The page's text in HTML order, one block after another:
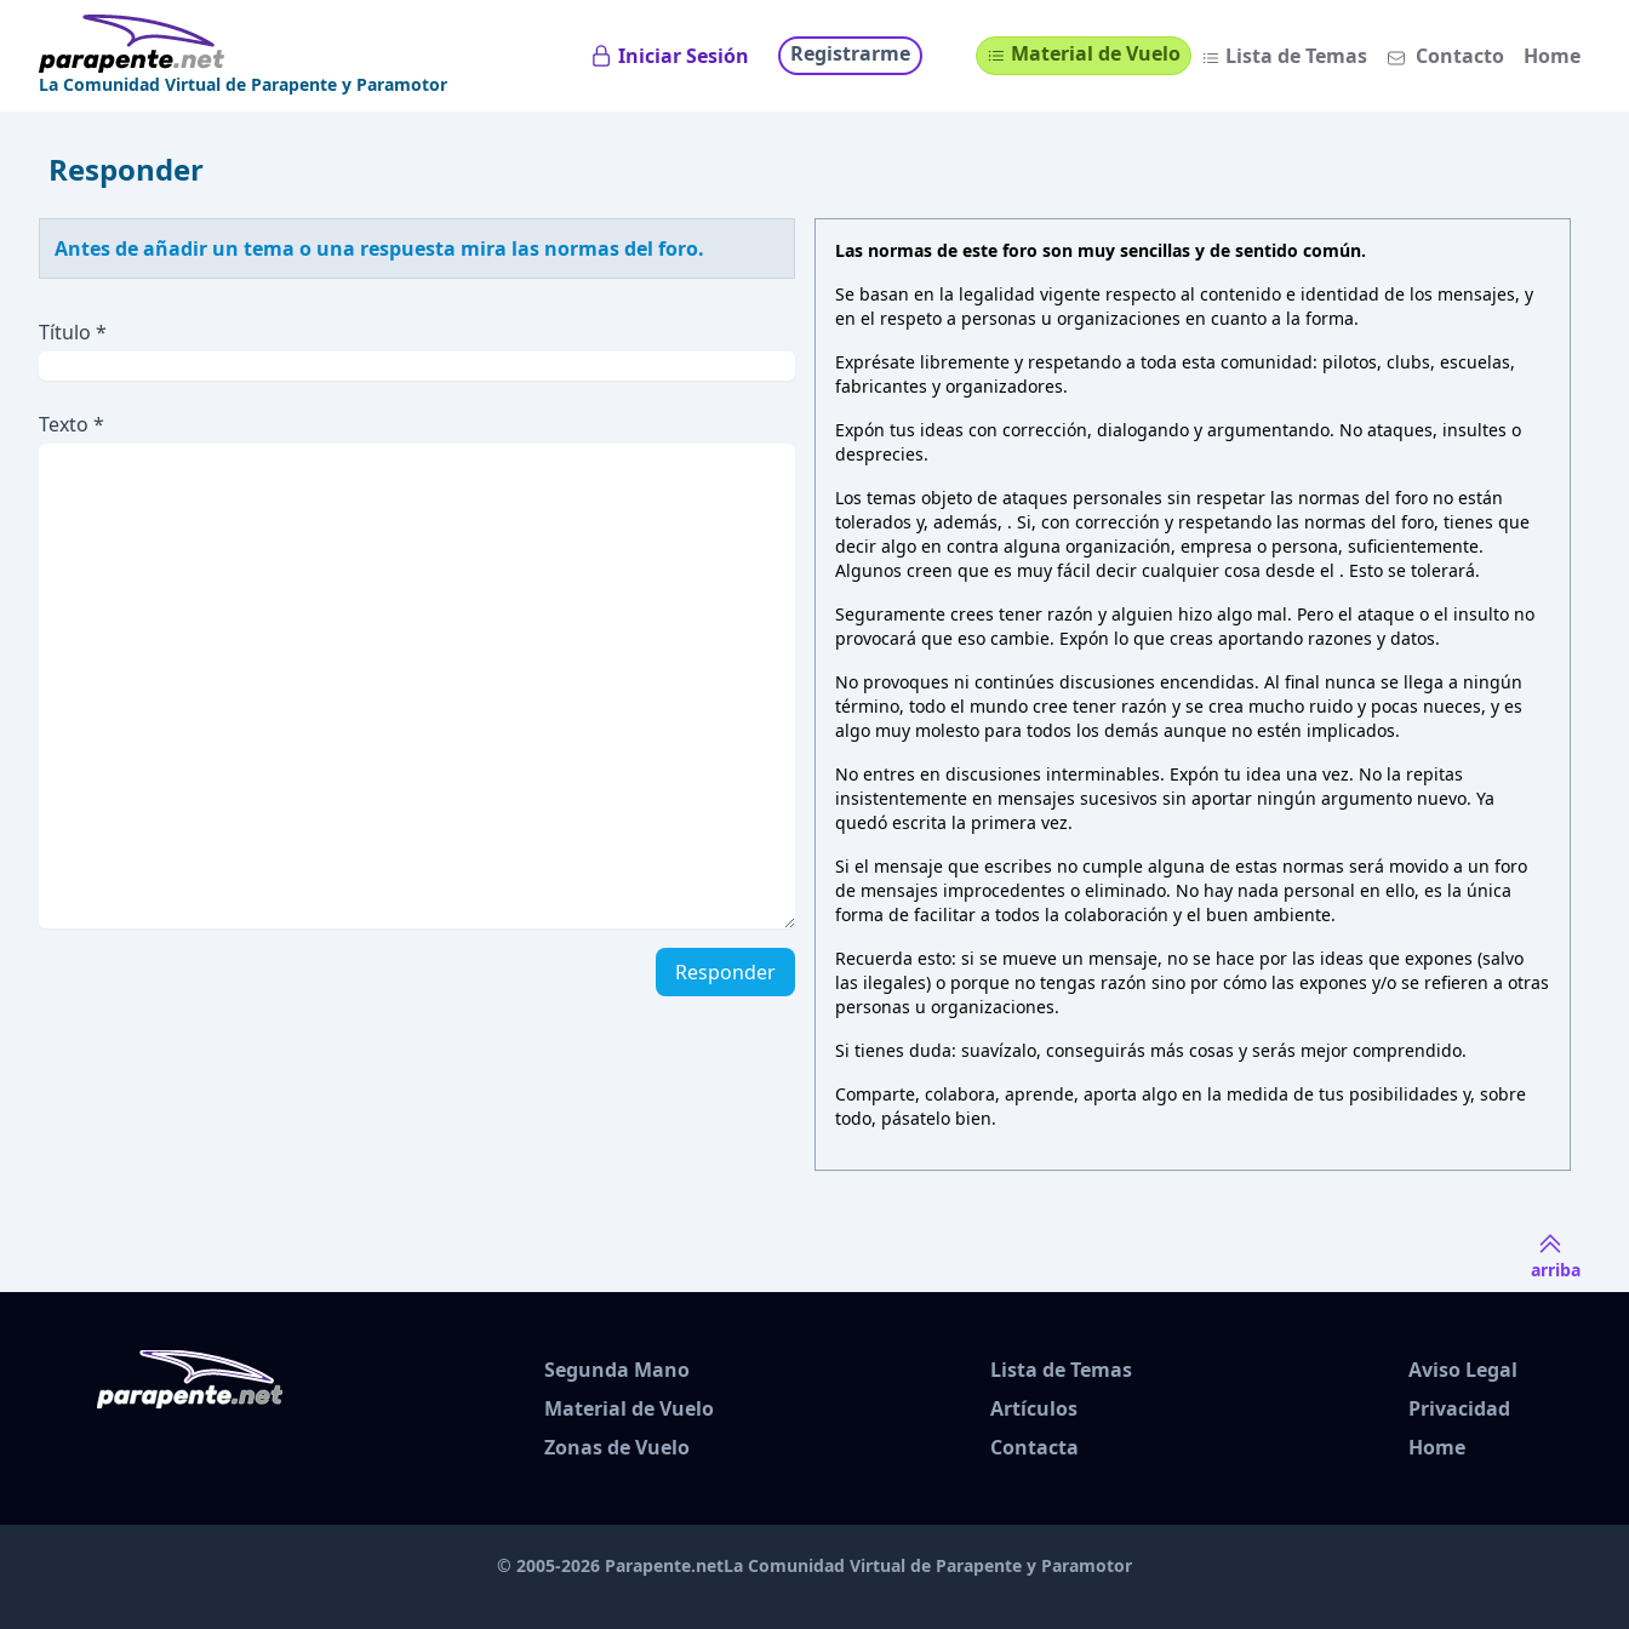
La Comunidad Virtual de Parapente y Paramotor
Iniciar Sesión Registrarme Material de Vuelo Lista de Temas Contacto Home
Responder
Antes de añadir un tema o una respuesta mira las normas del foro.
Título *
Texto *
Responder
Las normas de este foro son muy sencillas y de sentido común.
Se basan en la legalidad vigente respecto al contenido e identidad de los mensajes, y
en el respeto a personas u organizaciones en cuanto a la forma.
Exprésate libremente y respetando a toda esta comunidad: pilotos, clubs, escuelas,
fabricantes y organizadores.
Expón tus ideas con corrección, dialogando y argumentando. No ataques, insultes o
desprecies.
Los temas objeto de ataques personales sin respetar las normas del foro no están
tolerados y, además, . Si, con corrección y respetando las normas del foro, tienes que
decir algo en contra alguna organización, empresa o persona, suficientemente.
Algunos creen que es muy fácil decir cualquier cosa desde el . Esto se tolerará.
Seguramente crees tener razón y alguien hizo algo mal. Pero el ataque o el insulto no
provocará que eso cambie. Expón lo que creas aportando razones y datos.
No provoques ni continúes discusiones encendidas. Al final nunca se llega a ningún
término, todo el mundo cree tener razón y se crea mucho ruido y pocas nueces, y es
algo muy molesto para todos los demás aunque no estén implicados.
No entres en discusiones interminables. Expón tu idea una vez. No la repitas
insistentemente en mensajes sucesivos sin aportar ningún argumento nuevo. Ya
quedó escrita la primera vez.
Si el mensaje que escribes no cumple alguna de estas normas será movido a un foro
de mensajes improcedentes o eliminado. No hay nada personal en ello, es la única
forma de facilitar a todos la colaboración y el buen ambiente.
Recuerda esto: si se mueve un mensaje, no se hace por las ideas que expones (salvo
las ilegales) o porque no tengas razón sino por cómo las expones y/o se refieren a otras
personas u organizaciones.
Si tienes duda: suavízalo, conseguirás más cosas y serás mejor comprendido.
Comparte, colabora, aprende, aporta algo en la medida de tus posibilidades y, sobre
todo, pásatelo bien.
arriba
Segunda Mano
Material de Vuelo
Zonas de Vuelo
Lista de Temas
Artículos
Contacta
Aviso Legal
Privacidad
Home
© 2005-2026 Parapente.netLa Comunidad Virtual de Parapente y Paramotor